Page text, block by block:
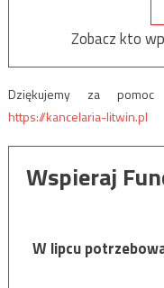
Zobacz kto
Dziękujemy za
https://kancelaria-litwin.pl
Wspieraj
W lipcu